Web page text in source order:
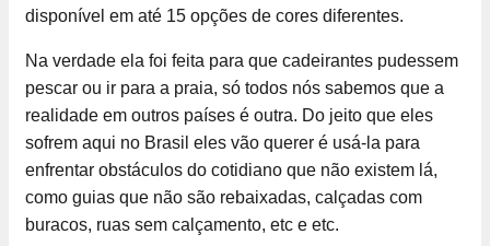
disponível em até 15 opções de cores diferentes.
Na verdade ela foi feita para que cadeirantes pudessem
pescar ou ir para a praia, só todos nós sabemos que a
realidade em outros países é outra. Do jeito que eles
sofrem aqui no Brasil eles vão querer é usá-la para
enfrentar obstáculos do cotidiano que não existem lá,
como guias que não são rebaixadas, calçadas com
buracos, ruas sem calçamento, etc e etc.